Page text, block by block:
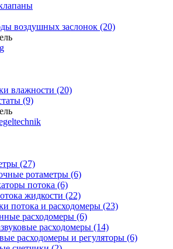
воздушных заслонок (20)
влажности (20)
(9)
(27)
ротаметры (6)
потока (6)
жидкости (22)
потока и расходомеры (23)
расходомеры (6)
расходомеры (14)
расходомеры и регуляторы (6)